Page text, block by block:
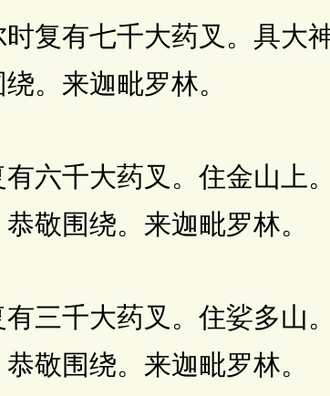
有七千大药叉。具大神
。来迦毗罗林。
千大药叉。住金山上。
敬围绕。来迦毗罗林。
千大药叉。住娑多山。
敬围绕。来迦毗罗林。